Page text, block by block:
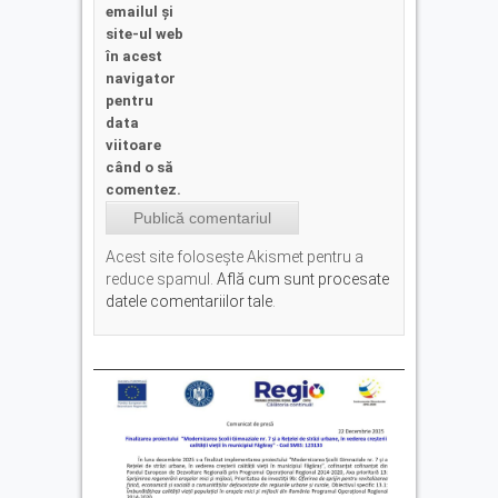
emailul și
site-ul web
în acest
navigator
pentru
data
viitoare
când o să
comentez.
Acest site folosește Akismet pentru a
reduce spamul. Află cum sunt procesate
datele comentariilor tale